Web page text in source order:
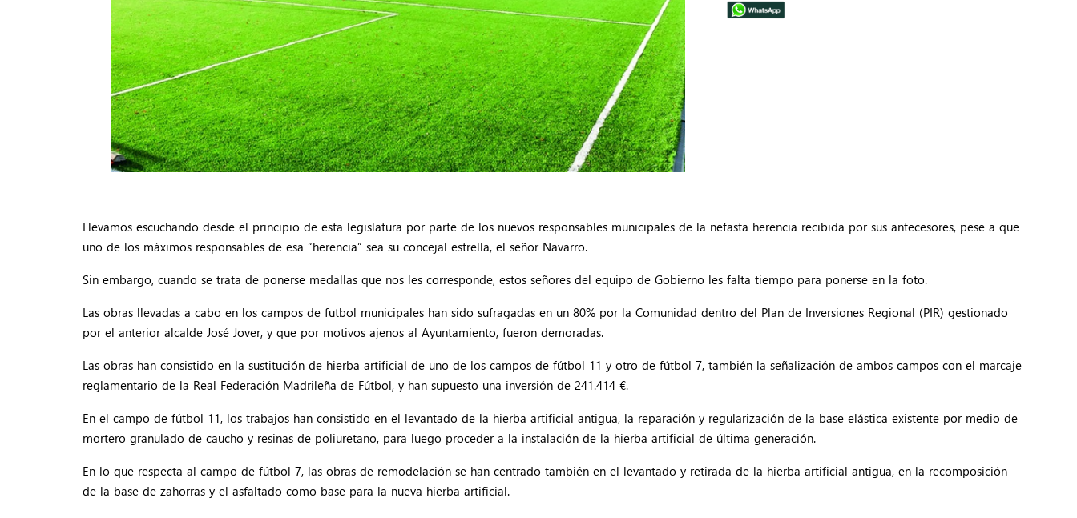
Llevamos escuchando desde el principio de esta legislatura por parte de los nuevos responsables municipales de la nefasta herencia recibida por sus antecesores, pese a que
uno de los máximos responsables de esa “herencia” sea su concejal estrella, el señor Navarro.
Sin embargo, cuando se trata de ponerse medallas que nos les corresponde, estos señores del equipo de Gobierno les falta tiempo para ponerse en la foto.
Las obras llevadas a cabo en los campos de futbol municipales han sido sufragadas en un 80% por la Comunidad dentro del Plan de Inversiones Regional (PIR) gestionado
por el anterior alcalde José Jover, y que por motivos ajenos al Ayuntamiento, fueron demoradas.
Las obras han consistido en la sustitución de hierba artificial de uno de los campos de fútbol 11 y otro de fútbol 7, también la señalización de ambos campos con el marcaje
reglamentario de la Real Federación Madrileña de Fútbol, y han supuesto una inversión de 241.414 €.
En el campo de fútbol 11, los trabajos han consistido en el levantado de la hierba artificial antigua, la reparación y regularización de la base elástica existente por medio de
mortero granulado de caucho y resinas de poliuretano, para luego proceder a la instalación de la hierba artificial de última generación.
En lo que respecta al campo de fútbol 7, las obras de remodelación se han centrado también en el levantado y retirada de la hierba artificial antigua, en la recomposición
de la base de zahorras y el asfaltado como base para la nueva hierba artificial.